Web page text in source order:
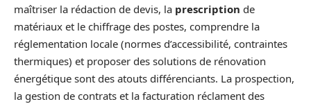
maîtriser la rédaction de devis, la prescription de
matériaux et le chiffrage des postes, comprendre la
réglementation locale (normes d’accessibilité, contraintes
thermiques) et proposer des solutions de rénovation
énergétique sont des atouts différenciants. La prospection,
la gestion de contrats et la facturation réclament des